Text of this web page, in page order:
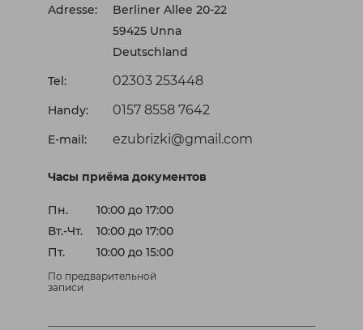
Adresse:
Berliner Allee 20-22
59425 Unna
Deutschland
Tel:
02303 253448
Handy: 0157 8558 7642
E-mail: ezubrizki@gmail.com
Часы приёма документов
Пн.
10:00 до 17:00
Вт.-Чт.
10:00 до 17:00
Пт.
10:00 до 15:00
По предварительной
записи